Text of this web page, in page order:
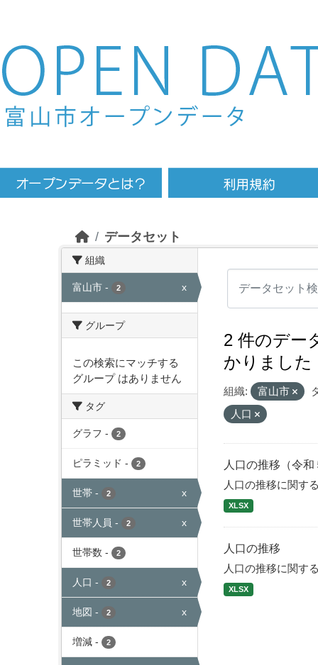
Skip to main content
データセット
組織
富山市 - 2 x
グループ
この検索にマッチする
グループ はありません
タグ
グラフ - 2
ピラミッド - 2
世帯 - 2 x
世帯人員 - 2 x
世帯数 - 2
人口 - 2 x
地図 - 2 x
増減 - 2
2 件のデー
かりました
組織: 富山市
人口
人口の推移（令和
人口の推移に関す
XLSX
人口の推移
人口の推移に関す
XLSX